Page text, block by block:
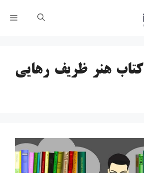
دانلود pdf کتاب هنر ظریف رهایی